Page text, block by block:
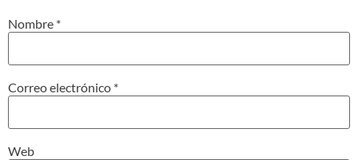
Nombre *
Correo electrónico *
Web